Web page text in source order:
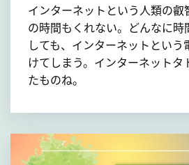
インターネットという人類の
の時間もくれない。どんなに時
しても、インターネットとい
けてしまう。インターネットタ
たものね。